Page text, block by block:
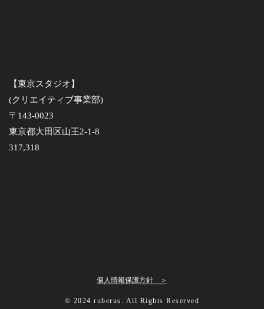
【東京スタジオ】
(クリエイティブ事業部)
〒143-0023
東京都大田区山王2-1-8
317,318
個人情報保護方針 ＞
©︎ 2024 ruberus. All Rights Reserved